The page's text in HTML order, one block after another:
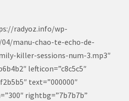
radyoz.info/wp-
manu-chao-te-echo-de-
killer-sessions-num-3.mp3″
lefticon=”c8c5c5″
text=”000000″
rightbg=”7b7b7b”